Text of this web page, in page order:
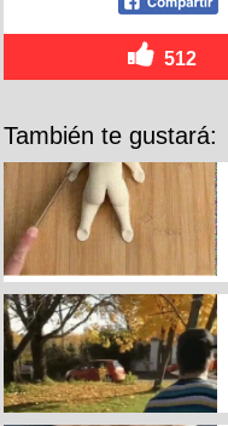
512
También te gustará: